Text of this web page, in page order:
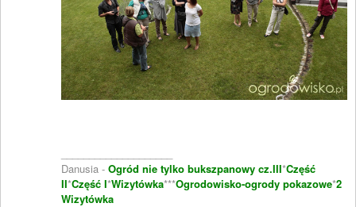
Danusia - Ogród nie tylko bukszpanowy cz.III*Część
II*Część I*Wizytówka***Ogrodowisko-ogrody pokazowe*2
Wizytówka